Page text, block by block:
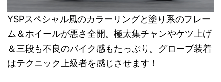
YSPスペシャル風のカラーリングと塗り系のフレー
ム＆ホイールが悪さ全開。極太集チャンやケツ上げ
＆三段も不良のバイク感もたっぷり。グローブ装着
はテクニック上級者を感じさせます！